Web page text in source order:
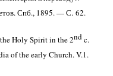
Спб., 1895. — С. 62.
Holy Spirit in the 2ndc.
of the early Church. V.1.